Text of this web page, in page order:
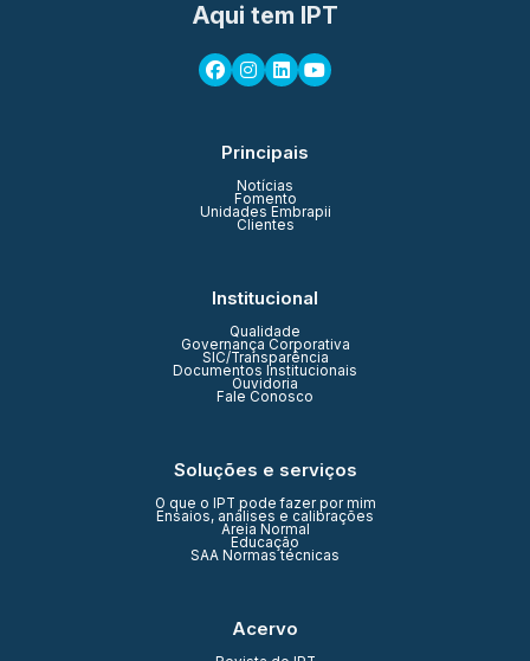
Aqui tem IPT
Principais
Notícias
Fomento
Unidades Embrapii
Clientes
Institucional
Qualidade
Governança Corporativa
SIC/Transparência
Documentos Institucionais
Ouvidoria
Fale Conosco
Soluções e serviços
O que o IPT pode fazer por mim
Ensaios, análises e calibrações
Areia Normal
Educação
SAA Normas técnicas
Acervo